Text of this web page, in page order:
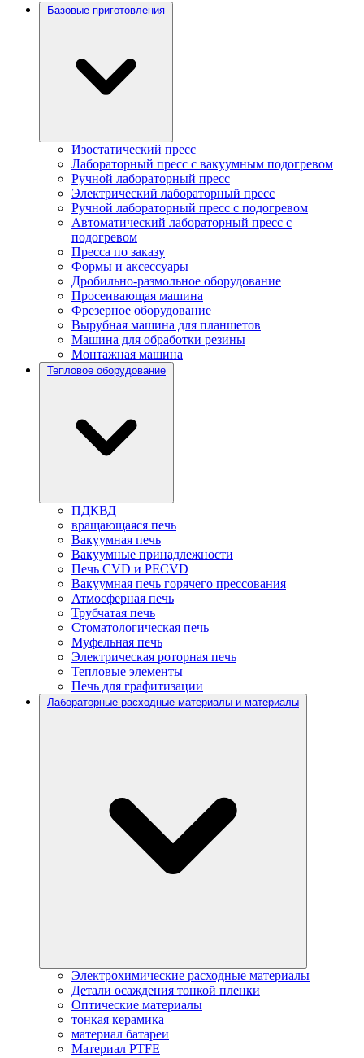
Базовые приготовления
Изостатический пресс
Лабораторный пресс с вакуумным подогревом
Ручной лабораторный пресс
Электрический лабораторный пресс
Ручной лабораторный пресс с подогревом
Автоматический лабораторный пресс с
подогревом
Пресса по заказу
Формы и аксессуары
Дробильно-размольное оборудование
Просеивающая машина
Фрезерное оборудование
Вырубная машина для планшетов
Машина для обработки резины
Монтажная машина
Тепловое оборудование
ПДКВД
вращающаяся печь
Вакуумная печь
Вакуумные принадлежности
Печь CVD и PECVD
Вакуумная печь горячего прессования
Атмосферная печь
Трубчатая печь
Стоматологическая печь
Муфельная печь
Электрическая роторная печь
Тепловые элементы
Печь для графитизации
Лабораторные расходные материалы и материалы
Электрохимические расходные материалы
Детали осаждения тонкой пленки
Оптические материалы
тонкая керамика
материал батареи
Материал PTFE